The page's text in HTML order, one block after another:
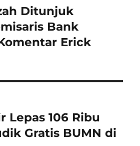
Ditunjuk
Bank
Erick
Lepas 106 Ribu
Gratis BUMN di